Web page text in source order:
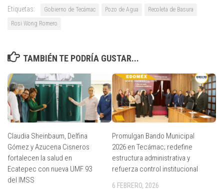
Etiquetas: Gobierno de Tecámac Pozo de Agua
Recoleta de Basura
Rosi Wong Romero
TAMBIÉN TE PODRÍA GUSTAR...
Claudia Sheinbaum, Delfina
Gómez y Azucena Cisneros
fortalecen la salud en
Ecatepec con nueva UMF 93
del IMSS
Promulgan Bando Municipal
2026 en Tecámac; redefine
estructura administrativa y
refuerza control institucional
6 FEBRERO, 2026